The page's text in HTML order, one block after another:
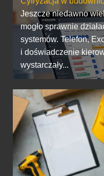
Jeszcze niedawno
mogło sprawnie
systemów. Telefon,
i doświadczenie
wystarczały...